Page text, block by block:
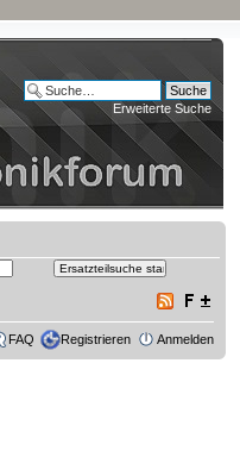
Erweiterte Suche
FAQ Registrieren Anmelden